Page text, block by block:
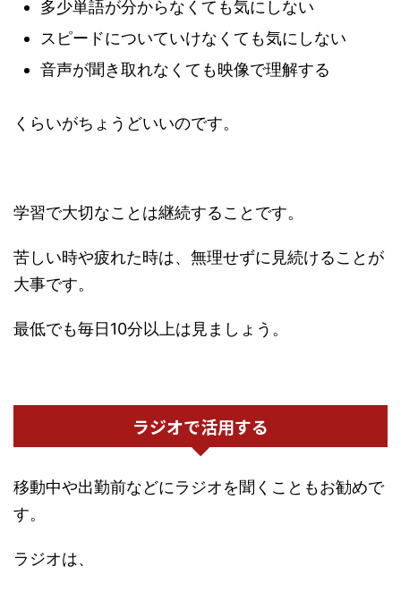
多少単語が分からなくても気にしない
スピードについていけなくても気にしない
音声が聞き取れなくても映像で理解する
くらいがちょうどいいのです。
学習で大切なことは継続することです。
苦しい時や疲れた時は、無理せずに見続けることが
大事です。
最低でも毎日10分以上は見ましょう。
ラジオで活用する
移動中や出勤前などにラジオを聞くこともお勧めで
す。
ラジオは、